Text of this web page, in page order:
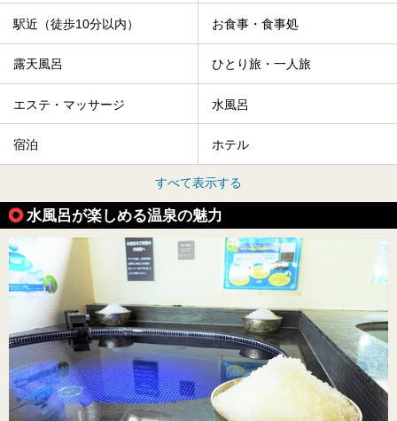
駅近（徒歩10分以内） お食事・食事処
露天風呂 ひとり旅・一人旅
エステ・マッサージ 水風呂
宿泊 ホテル
すべて表示する
水風呂が楽しめる温泉の魅力